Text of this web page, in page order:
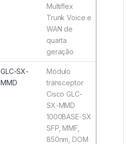
Multiflex
Trunk Voice e
WAN de
quarta
geração
GLC-SX-
MMD
Módulo
transceptor
Cisco GLC-
SX-MMD
1000BASE-SX
SFP, MMF,
850nm, DOM